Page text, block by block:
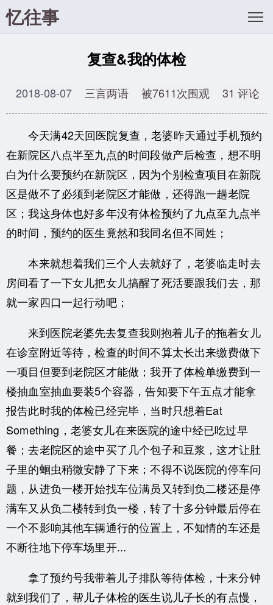
忆往事
复查&我的体检
2018-08-07 三言两语 被7611次围观 31 评论
今天满42天回医院复查，老婆昨天通过手机预约
在新院区八点半至九点的时间段做产后检查，想不明
白为什么要预约在新院区，因为个别检查项目在新院
区是做不了必须到老院区才能做，还得跑一趟老院
区；我这身体也好多年没有体检预约了九点至九点半
的时间，预约的医生竟然和我同名但不同姓；
本来就想着我们三个人去就好了，老婆临走时去
房间看了一下女儿把女儿搞醒了死活要跟我们去，那
就一家四口一起行动吧；
来到医院老婆先去复查我则抱着儿子的拖着女儿
在诊室附近等待，检查的时间不算太长出来缴费做下
一项目但要到老院区才能做；我开了体检单缴费到一
楼抽血室抽血要装5个容器，告知要下午五点才能拿
报告此时我的体检已经完毕，当时只想着Eat
Something， 老婆女儿在来医院的途中经已吃过早
餐；去老院区的途中买了几个包子和豆浆，这才让肚
子里的蛔虫稍微安静了下来；不得不说医院的停车问
题，从进负一楼开始找车位满员又转到负二楼还是停
满车又从负二楼转到负一楼，转了十多分钟最后停在
一个不影响其他车辆通行的位置上，不知情的车还是
不断往地下停车场里开...
拿了预约号我带着儿子排队等待体检，十来分钟
就到我们了，帮儿子体检的医生说儿子长的有点慢，